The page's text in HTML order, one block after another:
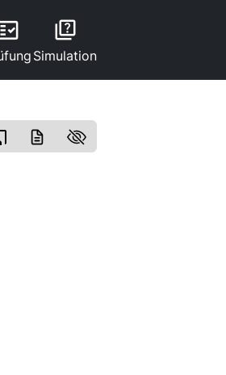
quiz
Simulation